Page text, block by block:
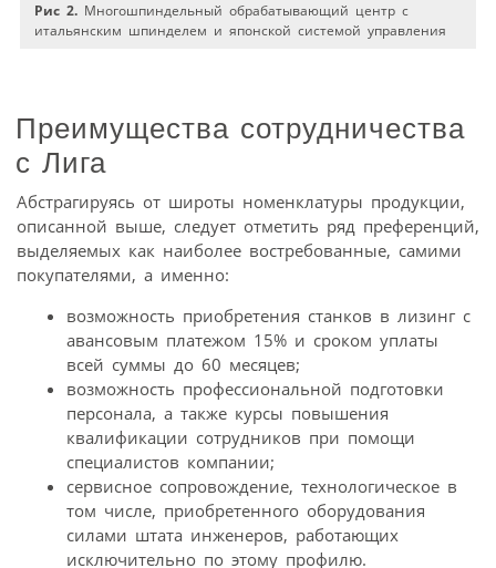
Рис 2. Многошпиндельный обрабатывающий центр с
итальянским шпинделем и японской системой управления
Преимущества сотрудничества
с Лига
Абстрагируясь от широты номенклатуры продукции,
описанной выше, следует отметить ряд преференций,
выделяемых как наиболее востребованные, самими
покупателями, а именно:
возможность приобретения станков в лизинг с
авансовым платежом 15% и сроком уплаты
всей суммы до 60 месяцев;
возможность профессиональной подготовки
персонала, а также курсы повышения
квалификации сотрудников при помощи
специалистов компании;
сервисное сопровождение, технологическое в
том числе, приобретенного оборудования
силами штата инженеров, работающих
исключительно по этому профилю.